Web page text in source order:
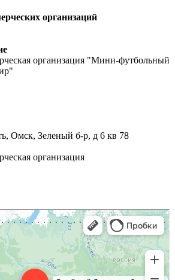
организаций
организация "Мини-футбольный
Омск, Зеленый б-р, д 6 кв 78
организация